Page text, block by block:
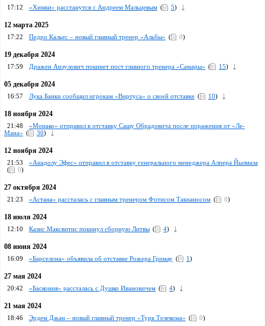
17:12 «Химки» расстанутся с Андреем Мальцевым ( 5)
12 марта 2025
17:22 Педро Кальес – новый главный тренер «Альбы» ( 0)
19 декабря 2024
17:59 Дражен Анзулович покинет пост главного тренера «Самары» ( 15)
05 декабря 2024
16:57 Лука Банки сообщил игрокам «Виртуса» о своей отставке ( 10)
18 ноября 2024
21:48
«Монако» отправил в отставку Сашу Обрадовича после поражения от «Ле-
Мана» ( 30)
12 ноября 2024
21:53
«Анадолу Эфес» отправил в отставку генерального менеджера Алпера Йылмаза
(
0)
27 октября 2024
21:23 «Астана» рассталась с главным тренером Фотисом Такианосом ( 0)
18 июля 2024
12:10 Казис Максвитис покинул сборную Литвы ( 4)
08 июня 2024
16:09 «Барселона» объявила об отставке Рожера Гримау ( 1)
27 мая 2024
20:42 «Баскония» рассталась с Душко Ивановичем ( 4)
21 мая 2024
18:46 Эрдем Джан – новый главный тренер «Турк Телекома» ( 0)